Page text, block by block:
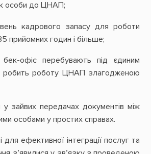
особи до ЦНАП;
кадрового запасу для роботи
прийомних годин і більше;
офіс перебувають під єдиним
робить роботу ЦНАП злагодженою
зайвих передачах документів між
особами у простих справах.
для ефективної інтеграції послуг та